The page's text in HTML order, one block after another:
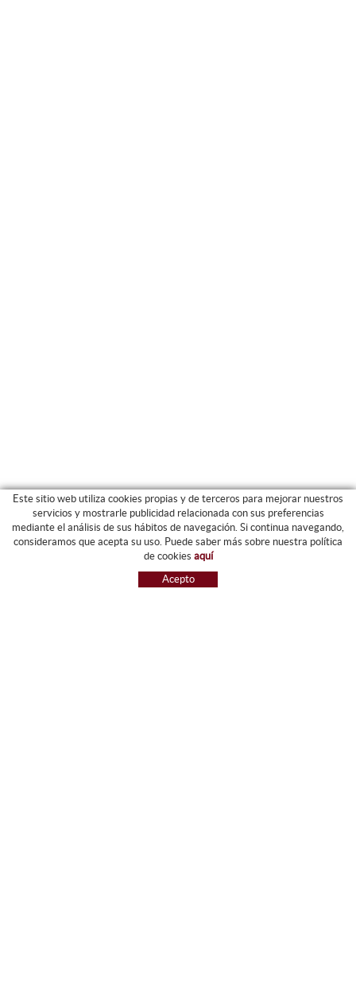
CATEGORIAS
MAQUINARIA
Este sitio web utiliza cookies propias y de terceros para mejorar nuestros
servicios y mostrarle publicidad relacionada con sus preferencias
mediante el análisis de sus hábitos de navegación. Si continua navegando,
consideramos que acepta su uso. Puede saber más sobre nuestra política
de cookies aquí
Acepto